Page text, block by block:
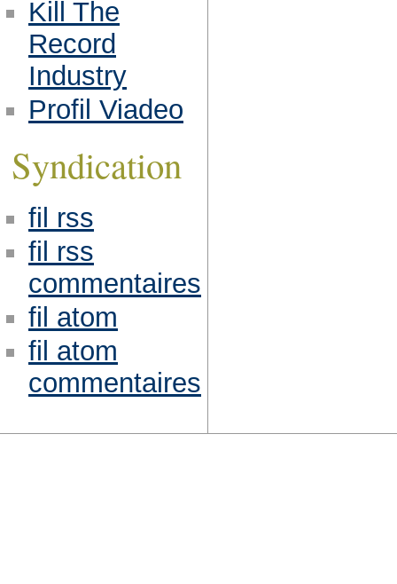
Kill The
Record
Industry
Profil Viadeo
Syndication
fil rss
fil rss
commentaires
fil atom
fil atom
commentaires